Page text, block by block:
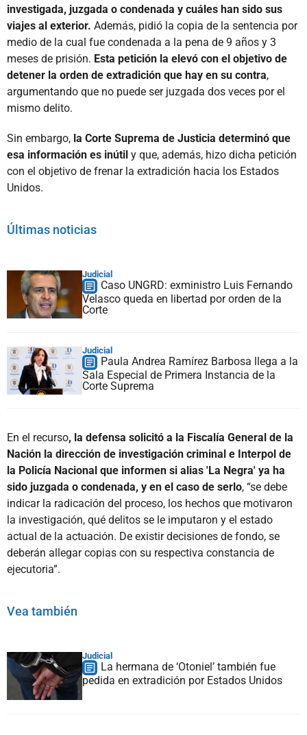
investigada, juzgada o condenada y cuáles han sido sus
viajes al exterior. Además, pidió la copia de la sentencia por
medio de la cual fue condenada a la pena de 9 años y 3
meses de prisión. Esta petición la elevó con el objetivo de
detener la orden de extradición que hay en su contra,
argumentando que no puede ser juzgada dos veces por el
mismo delito.
Sin embargo, la Corte Suprema de Justicia determinó que
esa información es inútil y que, además, hizo dicha petición
con el objetivo de frenar la extradición hacia los Estados
Unidos.
Últimas noticias
Judicial
Caso UNGRD: exministro Luis Fernando
Velasco queda en libertad por orden de la
Corte
Judicial
Paula Andrea Ramírez Barbosa llega a la
Sala Especial de Primera Instancia de la
Corte Suprema
En el recurso, la defensa solicitó a la Fiscalía General de la
Nación la dirección de investigación criminal e Interpol de
la Policía Nacional que informen si alias 'La Negra' ya ha
sido juzgada o condenada, y en el caso de serlo, “se debe
indicar la radicación del proceso, los hechos que motivaron
la investigación, qué delitos se le imputaron y el estado
actual de la actuación. De existir decisiones de fondo, se
deberán allegar copias con su respectiva constancia de
ejecutoria”.
Vea también
Judicial
La hermana de ‘Otoniel’ también fue
pedida en extradición por Estados Unidos